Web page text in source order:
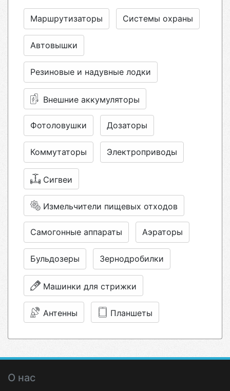
Маршрутизаторы Системы охраны
Автовышки
Резиновые и надувные лодки
Внешние аккумуляторы
Фотоловушки Дозаторы
Коммутаторы Электроприводы
Сигвеи
Измельчители пищевых отходов
Самогонные аппараты Аэраторы
Бульдозеры Зернодробилки
Машинки для стрижки
Антенны Планшеты
О нас